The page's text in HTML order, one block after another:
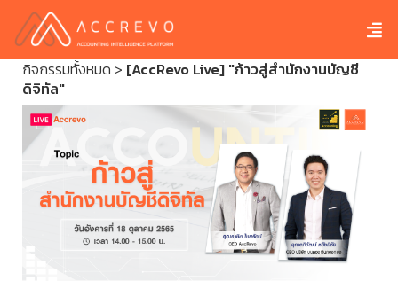
กิจกรรมทั้งหมด > [AccRevo Live] "ก้าวสู่สำนักงานบัญชี
ดิจิทัล"